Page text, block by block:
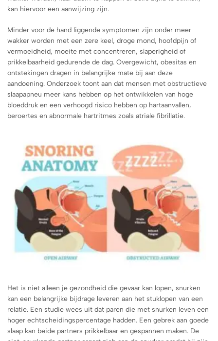
kan hiervoor een aanwijzing zijn.
Minder voor de hand liggende symptomen zijn onder meer
wakker worden met een zere keel, droge mond, hoofdpijn of
vermoeidheid, moeite met concentreren, slaperigheid of
prikkelbaarheid gedurende de dag. Overgewicht, obesitas en
ontstekingen dragen in belangrijke mate bij aan deze
aandoening. Onderzoek toont aan dat mensen met obstructieve
slaapapneu meer kans hebben op het ontwikkelen van hoge
bloeddruk en een verhoogd risico hebben op hartaanvallen,
beroertes en abnormale hartritmes zoals atriale fibrillatie.
Het is niet alleen je gezondheid die gevaar kan lopen, snurken
kan een belangrijke bijdrage leveren aan het stuklopen van een
relatie. Een studie wees uit dat paren die met snurken leven een
hoger echtscheidingspercentage hadden. Een gebrek aan goede
slaap kan beide partners prikkelbaar en gespannen maken. De